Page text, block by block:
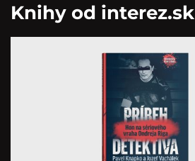
Knihy od interez.sk